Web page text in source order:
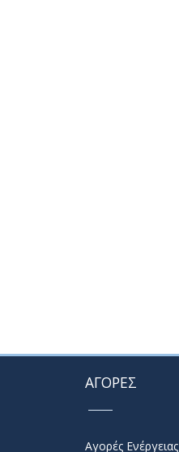
ΑΓΟΡΕΣ
Αγορές Ενέργειας